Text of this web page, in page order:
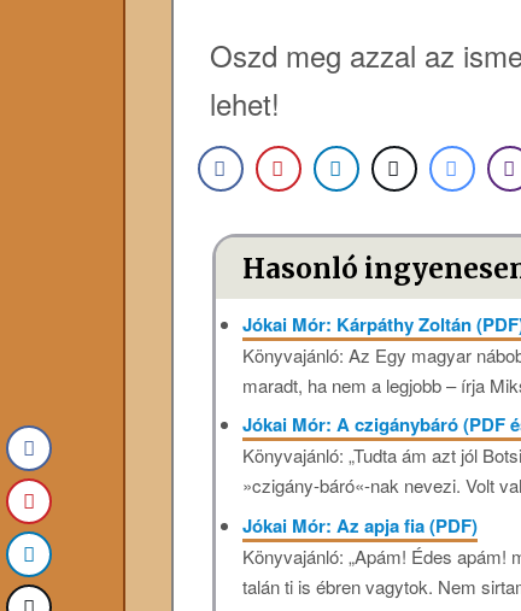
Oszd meg azzal az
lehet!
Hasonló
Jókai Mór: Kárpáthy Zoltán
Könyvajánló: Az Egy magyar
maradt, ha nem a legjobb – írja
Jókai Mór: A czigánybáró (PDF
Könyvajánló: „Tudta ám azt jól
»czigány-báró«-nak nevezi. Volt
Jókai Mór: Az apja fia (PDF)
Könyvajánló: „Apám! Édes apám!
talán ti is ébren vagytok. Nem